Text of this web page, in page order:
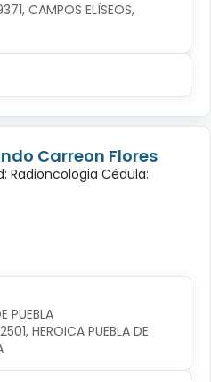
CAMPOS ELÍSEOS,
Carreon Flores
Radioncologia Cédula:
PUEBLA
HEROICA PUEBLA DE